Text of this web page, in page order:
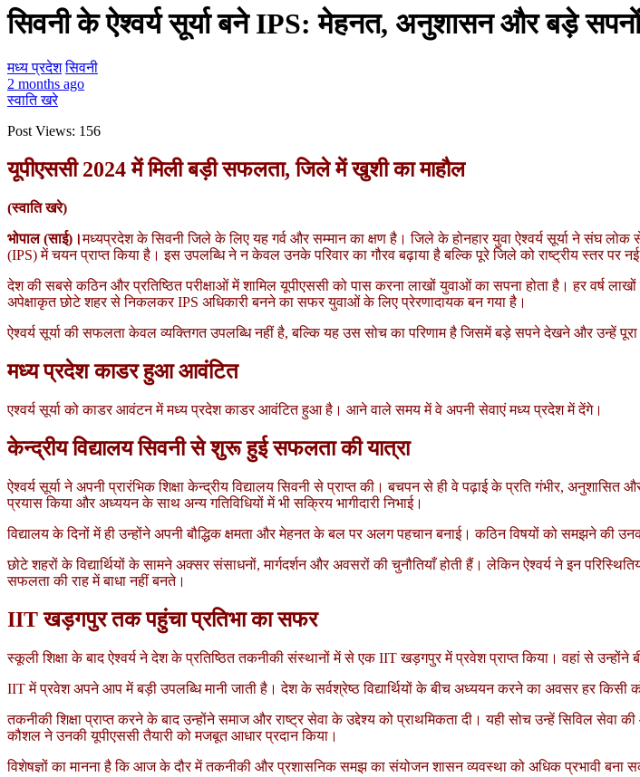
सिवनी के ऐश्वर्य सूर्या बने IPS: मेहनत, अनुशासन और बड़े
मध्य प्रदेश सिवनी
2 months ago
स्वाति खरे
Post Views: 156
यूपीएससी 2024 में मिली बड़ी सफलता, जिले में खुशी का माहौल
(स्वाति खरे)
भोपाल (साई)।मध्यप्रदेश के सिवनी जिले के लिए यह गर्व और सम्मान का क्षण है। जिले के होनहार युवा ऐश्वर्य सूर्या ने संघ
(IPS) में चयन प्राप्त किया है। इस उपलब्धि ने न केवल उनके परिवार का गौरव बढ़ाया है बल्कि पूरे जिले को राष्ट्रीय स्तर पर
देश की सबसे कठिन और प्रतिष्ठित परीक्षाओं में शामिल यूपीएससी को पास करना लाखों युवाओं का सपना होता है। हर वर्ष
अपेक्षाकृत छोटे शहर से निकलकर IPS अधिकारी बनने का सफर युवाओं के लिए प्रेरणादायक बन गया है।
ऐश्वर्य सूर्या की सफलता केवल व्यक्तिगत उपलब्धि नहीं है, बल्कि यह उस सोच का परिणाम है जिसमें बड़े सपने देखने और उन्हें
मध्य प्रदेश काडर हुआ आवंटित
एश्वर्य सूर्या को काडर आवंटन में मध्य प्रदेश काडर आवंटित हुआ है। आने वाले समय में वे अपनी सेवाएं मध्य प्रदेश में देंगे।
केन्द्रीय विद्यालय सिवनी से शुरू हुई सफलता की यात्रा
ऐश्वर्य सूर्या ने अपनी प्रारंभिक शिक्षा केन्द्रीय विद्यालय सिवनी से प्राप्त की। बचपन से ही वे पढ़ाई के प्रति गंभीर,
प्रयास किया और अध्ययन के साथ अन्य गतिविधियों में भी सक्रिय भागीदारी निभाई।
विद्यालय के दिनों में ही उन्होंने अपनी बौद्धिक क्षमता और मेहनत के बल पर अलग पहचान बनाई। कठिन विषयों को समझने की
छोटे शहरों के विद्यार्थियों के सामने अक्सर संसाधनों, मार्गदर्शन और अवसरों की चुनौतियाँ होती हैं। लेकिन ऐश्वर्य ने इन
सफलता की राह में बाधा नहीं बनते।
IIT खड़गपुर तक पहुंचा प्रतिभा का सफर
स्कूली शिक्षा के बाद ऐश्वर्य ने देश के प्रतिष्ठित तकनीकी संस्थानों में से एक IIT खड़गपुर में प्रवेश प्राप्त किया। वहां से उन्होंने
IIT में प्रवेश अपने आप में बड़ी उपलब्धि मानी जाती है। देश के सर्वश्रेष्ठ विद्यार्थियों के बीच अध्ययन करने का अवसर हर
तकनीकी शिक्षा प्राप्त करने के बाद उन्होंने समाज और राष्ट्र सेवा के उद्देश्य को प्राथमिकता दी। यही सोच उन्हें सिविल
कौशल ने उनकी यूपीएससी तैयारी को मजबूत आधार प्रदान किया।
विशेषज्ञों का मानना है कि आज के दौर में तकनीकी और प्रशासनिक समझ का संयोजन शासन व्यवस्था को अधिक प्रभावी बना